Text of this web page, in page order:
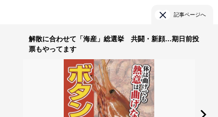
記事ページへ
解散に合わせて「海産」総選挙 共闘・新顔…期日前投
票もやってます